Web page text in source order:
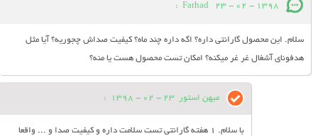
Farhad 23 - 02 - 1398
:
سلام. این محصول گارانتی داره؟ اگه داره چند ماه؟ کیفیت صداش چجوریه؟ آیا مثل
هدفونای آشغال غر غر میکنه؟ امکان تست محصول هست یا منه؟
میهن استور 23 - 02 - 1398
:
با سلام. 1 هفته گارانتی تست سلامت داره و کیفیت صدا و ... واقعا